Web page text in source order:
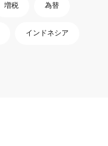
増税 為替
インドネシア